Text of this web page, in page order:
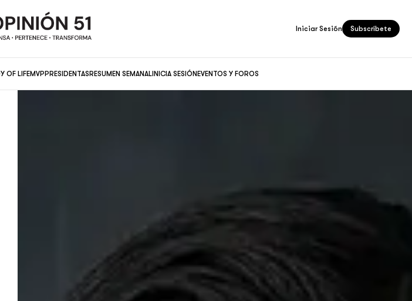
OF LIFEMVPPRESIDENTASRESUMEN SEMANALINICIA SESIÓNEVENTOS Y FOROS
Iniciar Sesión Subscríbete